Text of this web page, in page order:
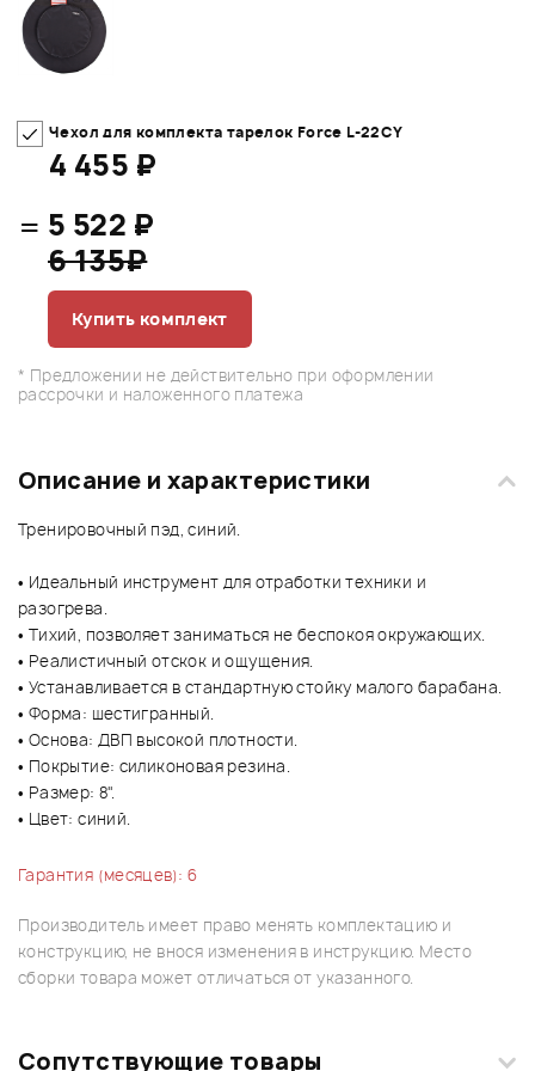
Чехол для комплекта тарелок Force L-22CY
4 455 ₽
= 5 522 ₽
6 135₽
Купить комплект
* Предложении не действительно при оформлении
рассрочки и наложенного платежа
Описание и характеристики
Тренировочный пэд, синий.
• Идеальный инструмент для отработки техники и
разогрева.
• Тихий, позволяет заниматься не беспокоя окружающих.
• Реалистичный отскок и ощущения.
• Устанавливается в стандартную стойку малого барабана.
• Форма: шестигранный.
• Основа: ДВП высокой плотности.
• Покрытие: силиконовая резина.
• Размер: 8".
• Цвет: синий.
Гарантия (месяцев): 6
Производитель имеет право менять комплектацию и
конструкцию, не внося изменения в инструкцию. Место
сборки товара может отличаться от указанного.
Сопутствующие товары